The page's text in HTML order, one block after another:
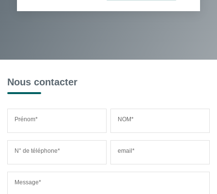
Nous contacter
Prénom* NOM*
N° de téléphone* email*
Message*